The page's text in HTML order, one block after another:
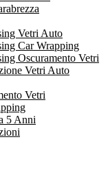
Vetri Auto
Car Wrapping
Oscuramento Vetri
Vetri Auto
Vetri
5 Anni